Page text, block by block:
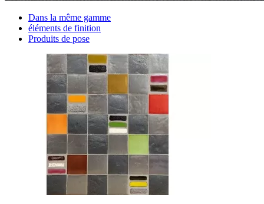
Dans la même gamme
éléments de finition
Produits de pose